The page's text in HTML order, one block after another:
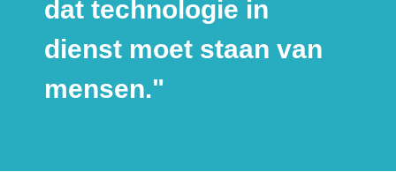
dat technologie in
dienst moet staan van
mensen."